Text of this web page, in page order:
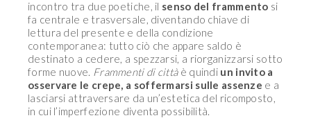
incontro tra due poetiche, il senso del frammento si
fa centrale e trasversale, diventando chiave di
lettura del presente e della condizione
contemporanea: tutto ciò che appare saldo è
destinato a cedere, a spezzarsi, a riorganizzarsi sotto
forme nuove. Frammenti di cittàè quindi un invito a
osservare le crepe, a soffermarsi sulle assenze e a
lasciarsi attraversare da un’estetica del ricomposto,
in cui l’imperfezione diventa possibilità.